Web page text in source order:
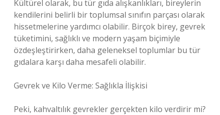
Kültürel olarak, bu tür gıda alışkanlıkları, bireylerin
kendilerini belirli bir toplumsal sınıfın parçası olarak
hissetmelerine yardımcı olabilir. Birçok birey, gevrek
tüketimini, sağlıklı ve modern yaşam biçimiyle
özdeşleştirirken, daha geleneksel toplumlar bu tür
gıdalara karşı daha mesafeli olabilir.
Gevrek ve Kilo Verme: Sağlıkla İlişkisi
Peki, kahvaltılık gevrekler gerçekten kilo verdirir mi?